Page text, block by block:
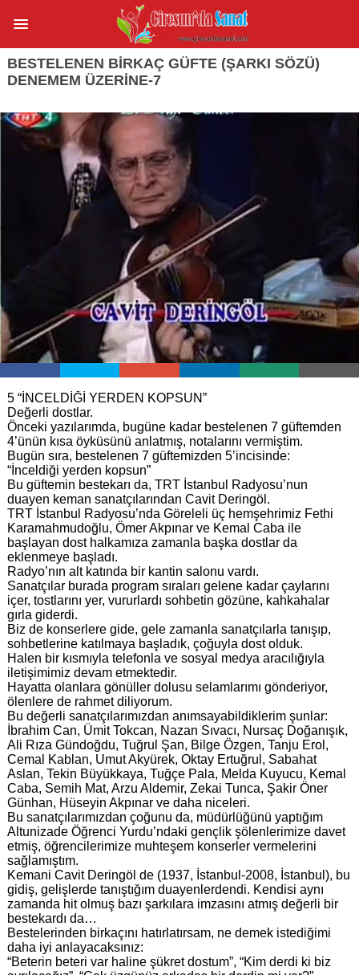
BESTELENEN BİRKAÇ GÜFTE (ŞARKI SÖZÜ)
DENEMEM ÜZERİNE-7
5 “İNCELDİĞİ YERDEN KOPSUN”
Değerli dostlar.
Önceki yazılarımda, bugüne kadar bestelenen 7 güftemden
4’ünün kısa öyküsünü anlatmış, notalarını vermiştim.
Bugün sıra, bestelenen 7 güftemizden 5’incisinde:
“İnceldiği yerden kopsun”
Bu güftemin bestekarı da, TRT İstanbul Radyosu’nun
duayen keman sanatçılarından Cavit Deringöl.
TRT İstanbul Radyosu’nda Göreleli üç hemşehrimiz Fethi
Karamahmudoğlu, Ömer Akpınar ve Kemal Caba ile
başlayan dost halkamıza zamanla başka dostlar da
eklenmeye başladı.
Radyo’nın alt katında bir kantin salonu vardı.
Sanatçılar burada program sıraları gelene kadar çaylarını
içer, tostlarını yer, vururlardı sohbetin gözüne, kahkahalar
gırla giderdi.
Biz de konserlere gide, gele zamanla sanatçılarla tanışıp,
sohbetlerine katılmaya başladık, çoğuyla dost olduk.
Halen bir kısmıyla telefonla ve sosyal medya aracılığıyla
iletişimimiz devam etmektedir.
Hayatta olanlara gönüller dolusu selamlarımı gönderiyor,
ölenlere de rahmet diliyorum.
Bu değerli sanatçılarımızdan anımsayabildiklerim şunlar:
İbrahim Can, Ümit Tokcan, Nazan Sıvacı, Nursaç Doğanışık,
Ali Rıza Gündoğdu, Tuğrul Şan, Bilge Özgen, Tanju Erol,
Cemal Kablan, Umut Akyürek, Oktay Ertuğrul, Sabahat
Aslan, Tekin Büyükkaya, Tuğçe Pala, Melda Kuyucu, Kemal
Caba, Semih Mat, Arzu Aldemir, Zekai Tunca, Şakir Öner
Günhan, Hüseyin Akpınar ve daha niceleri.
Bu sanatçılarımızdan çoğunu da, müdürlüğünü yaptığım
Altunizade Öğrenci Yurdu’ndaki gençlik şölenlerimize davet
etmiş, öğrencilerimize muhteşem konserler vermelerini
sağlamıştım.
Kemani Cavit Deringöl de (1937, İstanbul-2008, İstanbul), bu
gidiş, gelişlerde tanıştığım duayenlerdendi. Kendisi aynı
zamanda hit olmuş bazı şarkılara imzasını atmış değerli bir
bestekardı da…
Bestelerinden birkaçını hatırlatırsam, ne demek istediğimi
daha iyi anlayacaksınız:
“Beterin beteri var haline şükret dostum”, “Kim derdi ki biz